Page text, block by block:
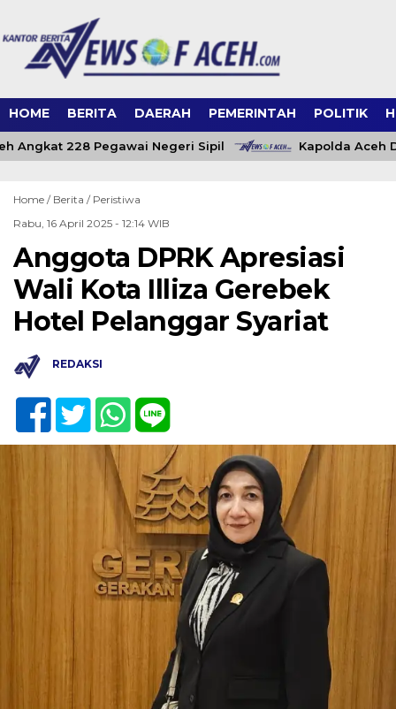
HOME BERITA DAERAH PEMERINTAH POLITIK
Angkat 228 Pegawai Negeri Sipil Kapolda Aceh
Home / Berita / Peristiwa
Rabu, 16 April 2025 - 12:14 WIB
Anggota DPRK Apresiasi
Wali Kota Illiza Gerebek
Hotel Pelanggar Syariat
REDAKSI